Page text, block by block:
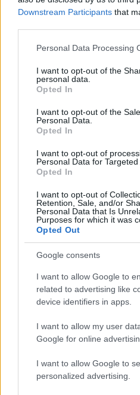
Downstream Participants that
Please note that this website/
not limited to your visit or
grant or deny consent to
use your data for below
consent section.
Personal Data Processing
I want to opt-out of the
personal data.
Opted In
I want to opt-out of the
Personal Data.
Opted In
I want to opt-out of
Personal Data for Targeted
Opted In
I want to opt-out of
Retention, Sale, and/or
Personal Data that Is
Purposes for which it was
Opted Out
Google consents
I want to allow Google to
related to advertising like
device identifiers in apps.
I want to allow my user
Google for online
I want to allow Google to
personalized advertising.
Ρωσική Ούγκρα Σούργκουτ
Α1 ΑΝΔΡΩΝ 01/12/2015
Οι κορυφαίοι του
Οι Εγκλεσκαλνς του
Γιοβάνοβιτς της Κηφισιάς
βαθμολογία του Επάθλου
ανδρών.